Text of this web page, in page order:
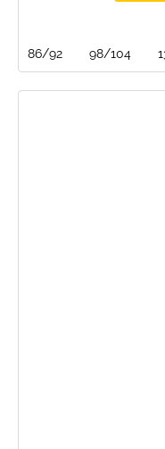
86/92 98/104